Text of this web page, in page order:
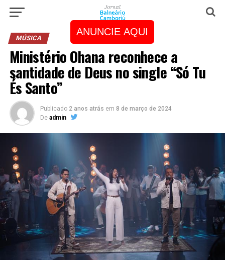
ANUNCIE AQUI
MÚSICA
Ministério Ohana reconhece a
santidade de Deus no single “Só Tu
És Santo”
Publicado 2 anos atrás em 8 de março de 2024
De admin